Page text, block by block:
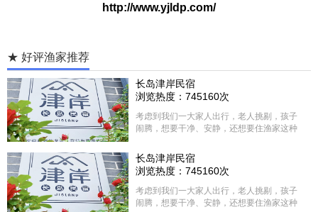
http://www.yjldp.com/
★ 好评渔家推荐
长岛津岸民宿
浏览热度：745160次
考虑到我们一大家人出行，老人挑剔，孩子
闹腾，想要干净、安静，还想要住渔家这种
选择津岸民宿，实际体验客房很干净，饭菜
方面家里老人也很满意，整体饭菜给搭配的
很好，每顿饭也不重样的，海鲜确实是非常
的新鲜呢，另外值得一提的是，他家的海菜
包子非常好吃。 其实长岛可选的酒店、民宿
长岛津岸民宿
浏览热度：745160次
考虑到我们一大家人出行，老人挑剔，孩子
闹腾，想要干净、安静，还想要住渔家这种